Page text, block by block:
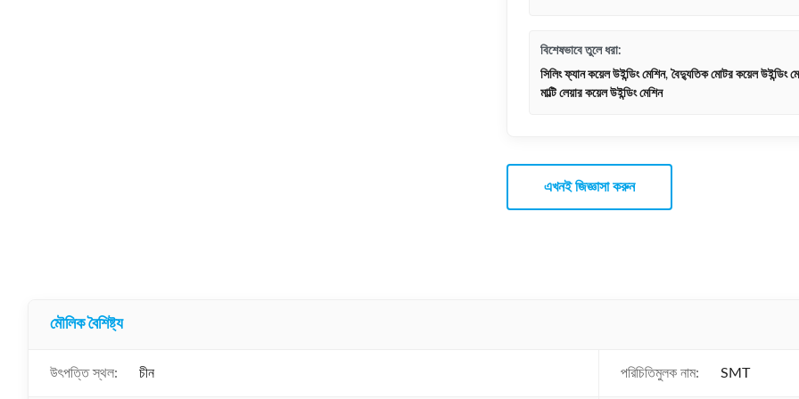
বিশেষভাবে তুলে ধরা:
সিলিং ফ্যান কয়েল উইন্ডিং মেশিন, বৈদ্যুতিক মোটর কয়েল উইন্ডিং
মাল্টি লেয়ার কয়েল উইন্ডিং মেশিন
এখনই জিজ্ঞাসা করুন
মৌলিক বৈশিষ্ট্য
উৎপত্তি স্থল: চীন পরিচিতিমুলক নাম: SMT